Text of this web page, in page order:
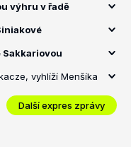
výhru v řadě
Sakkariovou
vyhlíží Menšíka
Další expres zprávy